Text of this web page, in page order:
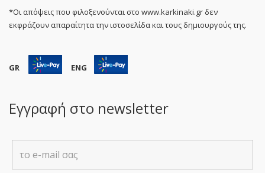
*Οι απόψεις που φιλοξενούνται στο www.karkinaki.gr δεν
εκφράζουν απαραίτητα την ιστοσελίδα και τους δημιουργούς της.
GR ENG
Εγγραφή στο newsletter